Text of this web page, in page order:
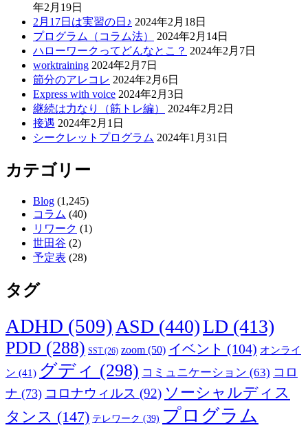
年2月19日
2月17日は実習の日♪ 2024年2月18日
プログラム（コラム法）
2024年2月14日
ハローワークってどんなとこ？ 2024年2月7日
worktraining 2024年2月7日
節分のアレコレ 2024年2月6日
Express with voice 2024年2月3日
継続は力なり（筋トレ編）
2024年2月2日
接遇 2024年2月1日
シークレットプログラム 2024年1月31日
カテゴリー
Blog (1,245)
コラム (40)
リワーク (1)
世田谷 (2)
予定表 (28)
タグ
ADHD (509) ASD (440)LD (413)
PDD (288) SST(26) zoom (50) イベント (104) オンライ
ン (41) グディ (298) コミュニケーション (63) コロ
ナ (73) コロナウィルス (92) ソーシャルディス
タンス (147) テレワーク (39) プログラム